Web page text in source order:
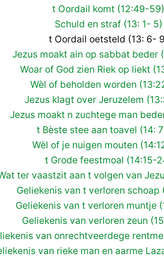
t Oordail komt (12:49-59)
Schuld en straf (13: 1- 5)
t Oordail oetsteld (13: 6-
Jezus moakt ain op sabbat beder
Woar of God zien Riek op liekt
Wèl of beholden worden
Jezus klagt over Jeruzelem
Jezus moakt n zuchtege man
t Bèste stee aan toavel (14:
Wèl of je nuigen mouten
t Grode feestmoal (14:15-
ter vaastzit aan t volgen van
Geliekenis van t verloren schoap
Geliekenis van t verloren muntje
Geliekenis van verloren zeun
van onrechtveerdege
van rieke man en aarme